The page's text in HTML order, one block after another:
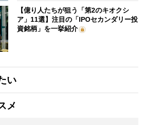
【億り人たちが狙う「第2のキオクシ
ア」11選】注目の「IPOセカンダリー投
資銘柄」を一挙紹介
い
メ